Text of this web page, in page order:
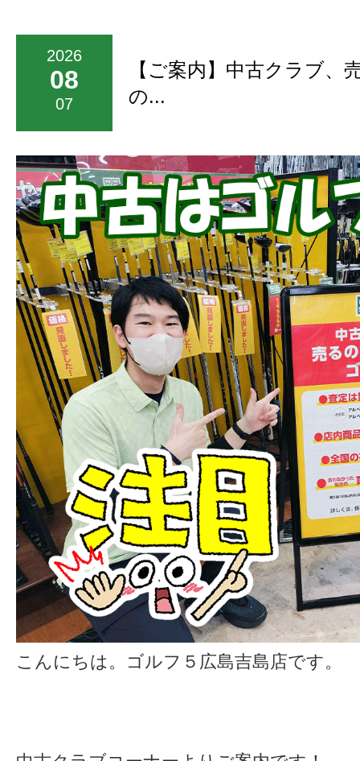
2026
08
07
【ご案内】中古クラブ、
の...
こんにちは。ゴルフ５広島吉島店です。